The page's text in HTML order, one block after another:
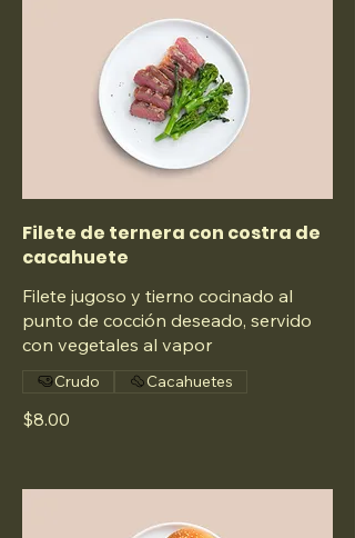
Filete de ternera con costra de
cacahuete
Filete jugoso y tierno cocinado al
punto de cocción deseado, servido
con vegetales al vapor
$8.00
Crudo Cacahuetes